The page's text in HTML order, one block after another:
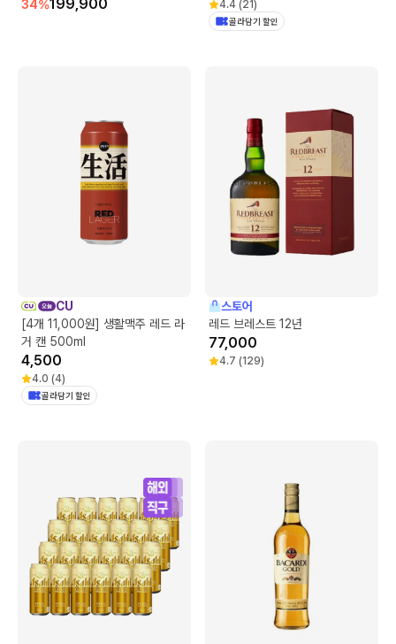
34%199,900 4.4 (21)
골라담기 할인
CU
[4개 11,000원] 생활맥주 레드 라
거 캔 500ml
4,500
4.0 (4)
골라담기 할인
스토어
레드 브레스트 12년
77,000
4.7 (129)